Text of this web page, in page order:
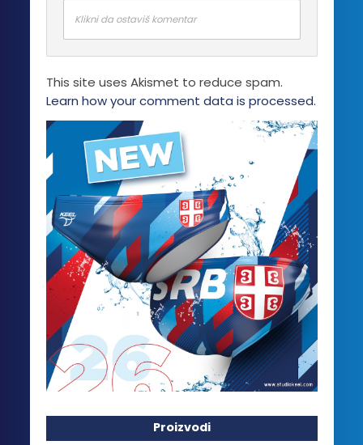
Klikni da ostaviš komentar
This site uses Akismet to reduce spam.
Learn how your comment data is processed.
Proizvodi